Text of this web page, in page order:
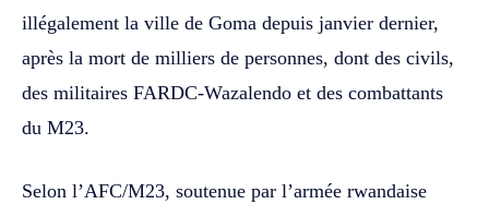
illégalement la ville de Goma depuis janvier dernier,
après la mort de milliers de personnes, dont des civils,
des militaires FARDC-Wazalendo et des combattants
du M23.
Selon l’AFC/M23, soutenue par l’armée rwandaise